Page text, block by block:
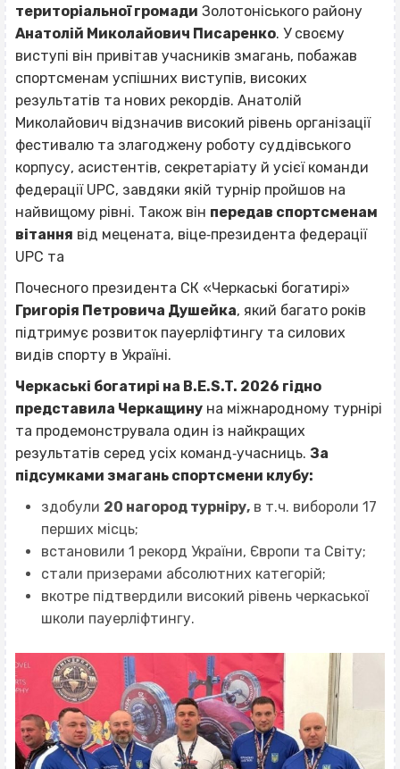
територіальної громади Золотоніського району
Анатолій Миколайович Писаренко. У своєму
виступі він привітав учасників змагань, побажав
спортсменам успішних виступів, високих
результатів та нових рекордів. Анатолій
Миколайович відзначив високий рівень організації
фестивалю та злагоджену роботу суддівського
корпусу, асистентів, секретаріату й усієї команди
федерації UPC, завдяки якій турнір пройшов на
найвищому рівні. Також він передав спортсменам
вітання від мецената, віце‐президента федерації
UPC та
Почесного президента СК «Черкаські богатирі»
Григорія Петровича Душейка, який багато років
підтримує розвиток пауерліфтингу та силових
видів спорту в Україні.
Черкаські богатирі на B.E.S.T. 2026 гідно
представила Черкащину на міжнародному турнірі
та продемонструвала один із найкращих
результатів серед усіх команд‐учасниць. За
підсумками змагань спортсмени клубу:
здобули 20 нагород турніру,в т.ч. вибороли 17
перших місць;
встановили 1 рекорд України, Європи та Світу;
стали призерами абсолютних категорій;
вкотре підтвердили високий рівень черкаської
школи пауерліфтингу.